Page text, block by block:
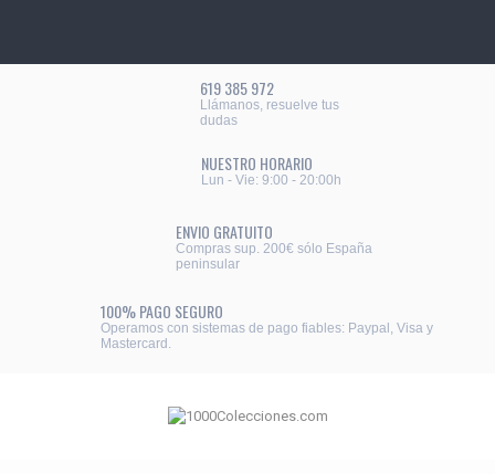
619 385 972
Llámanos, resuelve tus
dudas
NUESTRO HORARIO
Lun - Vie: 9:00 - 20:00h
ENVIO GRATUITO
Compras sup. 200€ sólo España
peninsular
100% PAGO SEGURO
Operamos con sistemas de pago fiables: Paypal, Visa y
Mastercard.